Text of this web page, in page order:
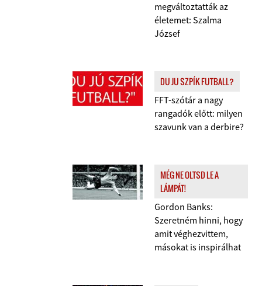
megváltoztatták az
életemet: Szalma
József
DU JU SZPÍK FUTBALL?
FFT-szótár a nagy
rangadók előtt: milyen
szavunk van a derbire?
MÉG NE OLTSD LE A
LÁMPÁT!
Gordon Banks:
Szeretném hinni, hogy
amit véghezvittem,
másokat is inspirálhat